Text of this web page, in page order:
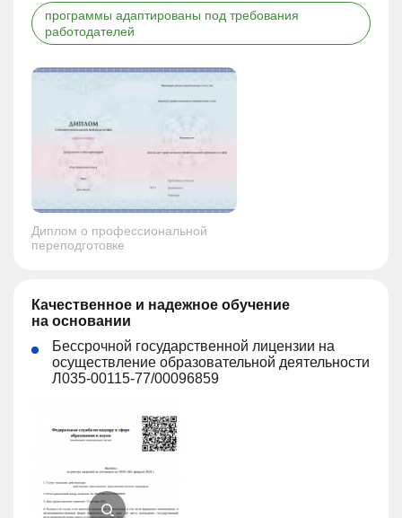
программы адаптированы под требования
работодателей
Диплом о профессиональной
переподготовке
Качественное и надежное обучение
на основании
Бессрочной государственной лицензии на
осуществление образовательной деятельности
Л035-00115-77/00096859